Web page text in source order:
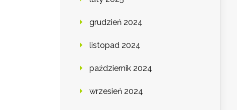
grudzień 2024
listopad 2024
październik 2024
wrzesień 2024